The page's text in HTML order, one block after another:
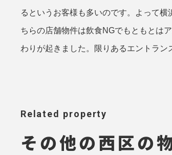
るというお客様も多いのです。よって
ちらの店舗物件は飲食NGでもともとは
わりが起きました。限りあるエントラン
Related property
その他の西区の